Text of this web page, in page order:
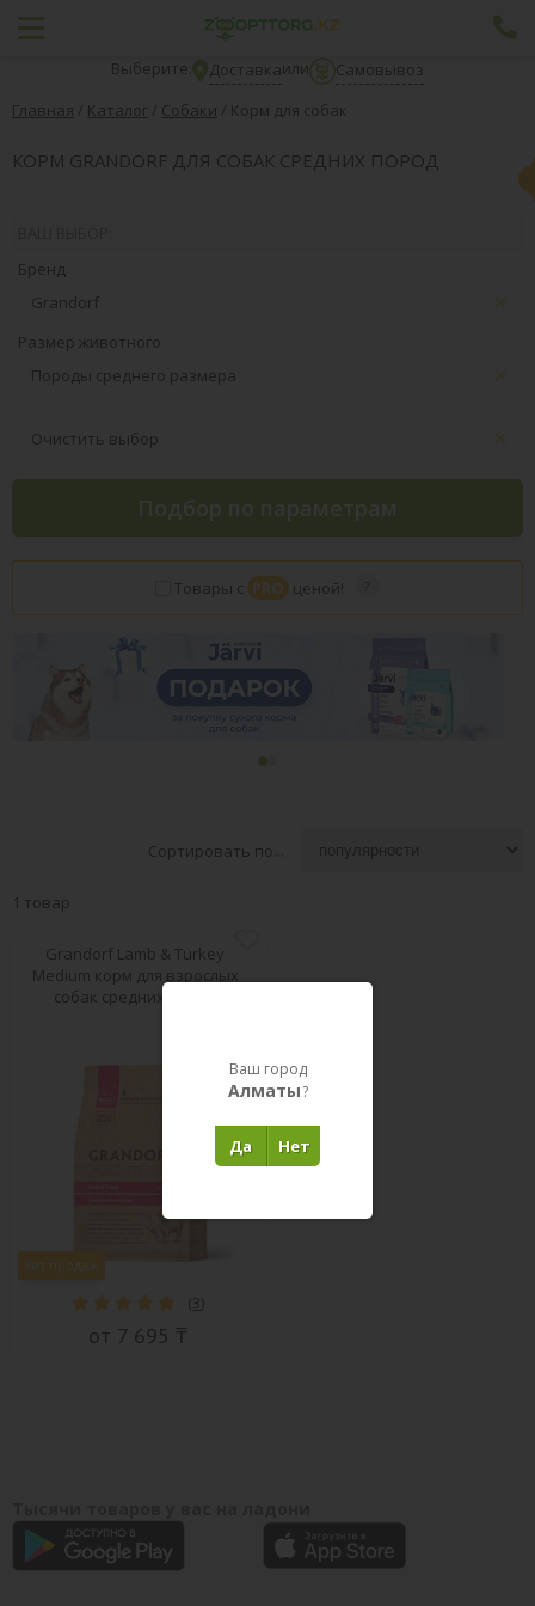
Выберите: Доставкаили
Самовывоз
Главная / Каталог / Собаки / Корм для собак
КОРМ GRANDORF ДЛЯ СОБАК СРЕДНИХ ПОРОД
Бренд
Grandorf
Размер животного
Породы среднего размера
Очистить выбор
Подбор по параметрам
Товары с PRO ценой!
Сортировать по...
1 товар
Grandorf Lamb & Turkey
Medium корм для взрослых
собак средних пород
Хит продаж
( 3)
от 7 695 ₸
Ваш город
Алматы?
Нет
Да